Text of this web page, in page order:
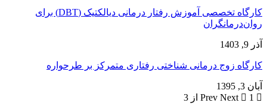
کارگاه تخصصی آموزش رفتار درمانی دیالکتیک (DBT) برای
روان‌درمانگران
آذر 9, 1403
کارگاه زوج‌ درمانی شناختی رفتاری متمرکز بر طرحواره
آبان 3, 1395
Next 1 از 3